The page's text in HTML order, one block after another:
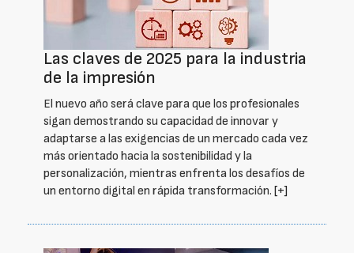
Las claves de 2025 para la industria
de la impresión
El nuevo año será clave para que los profesionales
sigan demostrando su capacidad de innovar y
adaptarse a las exigencias de un mercado cada vez
más orientado hacia la sostenibilidad y la
personalización, mientras enfrenta los desafíos de
un entorno digital en rápida transformación. [+]